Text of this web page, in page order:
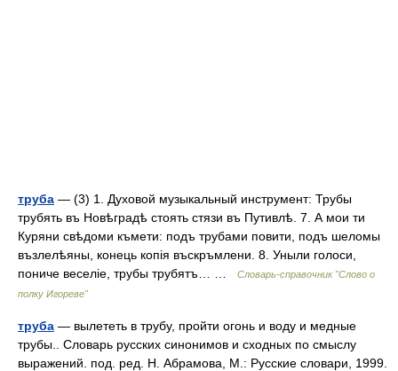
труба — (3) 1. Духовой музыкальный инструмент: Трубы
трубять въ Новѣградѣ стоять стязи въ Путивлѣ. 7. А мои ти
Куряни свѣдоми къмети: подъ трубами повити, подъ шеломы
възлелѣяны, конець копія въскръмлени. 8. Уныли голоси,
пониче веселіе, трубы трубятъ… …
Словарь-справочник "Слово о
полку Игореве"
труба — вылететь в трубу, пройти огонь и воду и медные
трубы.. Словарь русских синонимов и сходных по смыслу
выражений. под. ред. Н. Абрамова, М.: Русские словари, 1999.